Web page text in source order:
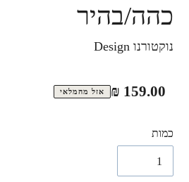
כהה/בהיר
נוקטורנו Design
מחיר
159.00 ₪ אזל מהמלאי
כמות